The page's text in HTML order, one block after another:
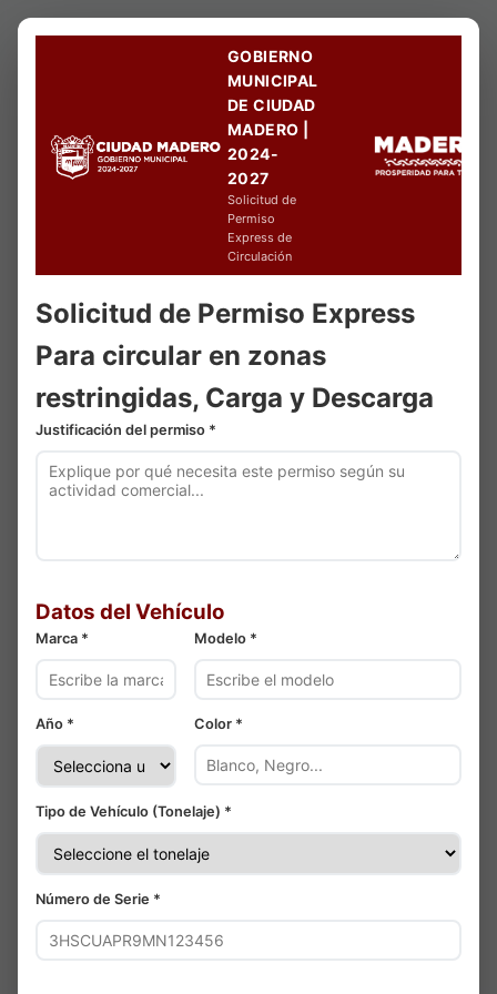
GOBIERNO
MUNICIPAL
DE CIUDAD
MADERO |
2024-
2027
Solicitud de
Permiso
Express de
Circulación
Solicitud de Permiso Express
Para circular en zonas
restringidas, Carga y Descarga
Justificación del permiso *
Datos del Vehículo
Marca * Modelo *
Año * Color *
Tipo de Vehículo (Tonelaje) *
Número de Serie *